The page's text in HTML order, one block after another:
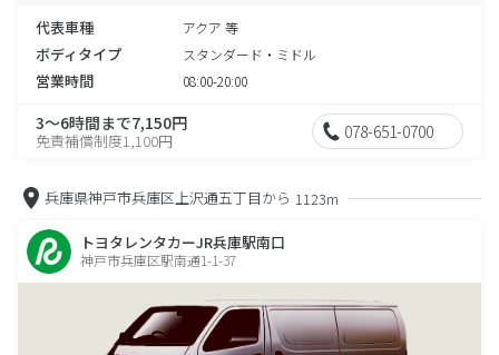
代表車種 アクア 等
ボディタイプ スタンダード・ミドル
営業時間 08:00-20:00
3～6時間まで7,150円
免責補償制度1,100円 078-651-0700
兵庫県神戸市兵庫区上沢通五丁目から 1123m
トヨタレンタカーJR兵庫駅南口
神戸市兵庫区駅南通1-1-37